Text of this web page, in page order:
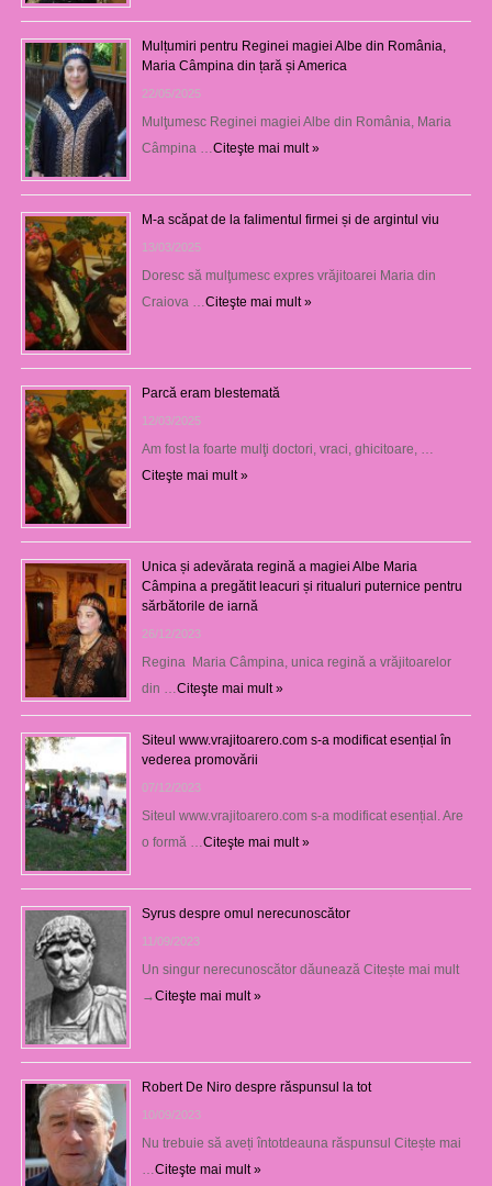
Mulțumiri pentru Reginei magiei Albe din România,
Maria Câmpina din țară și America
22/05/2025
Mulţumesc Reginei magiei Albe din România, Maria
Câmpina … Citeşte mai mult »
M-a scăpat de la falimentul firmei și de argintul viu
13/03/2025
Doresc să mulţumesc expres vrăjitoarei Maria din
Craiova … Citeşte mai mult »
Parcă eram blestemată
12/03/2025
Am fost la foarte mulţi doctori, vraci, ghicitoare, …
Citeşte mai mult »
Unica și adevărata regină a magiei Albe Maria
Câmpina a pregătit leacuri și ritualuri puternice pentru
sărbătorile de iarnă
26/12/2023
Regina Maria Câmpina, unica regină a vrăjitoarelor
din … Citeşte mai mult »
Siteul www.vrajitoarero.com s-a modificat esențial în
vederea promovării
07/12/2023
Siteul www.vrajitoarero.com s-a modificat esențial. Are
o formă … Citeşte mai mult »
Syrus despre omul nerecunoscător
11/09/2023
Un singur nerecunoscător dăunează Citește mai mult
→Citeşte mai mult »
Robert De Niro despre răspunsul la tot
10/09/2023
Nu trebuie să aveți întotdeauna răspunsul Citește mai
Citeşte mai mult »